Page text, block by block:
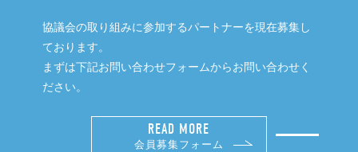
協議会の取り組みに参加するパートナーを現在募集し
ております。
まずは下記お問い合わせフォームからお問い合わせく
ださい。
READ MORE
会員募集フォーム